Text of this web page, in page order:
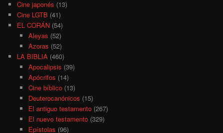
Cine japonés (13)
Cine LGTB (41)
EL CORÁN (54)
Aleyas (52)
Azoras (52)
LA BIBLIA (460)
Apocalipsis (39)
Apócrifos (14)
Cine bíblico(13)
Deuterocanónicos (15)
El antiguo testamento(267)
El nuevo testamento(329)
Epístolas (96)